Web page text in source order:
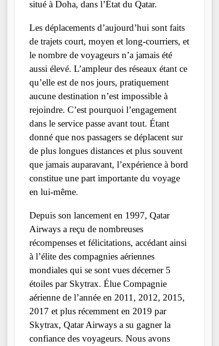
situé à Doha, dans l’État du Qatar.
Les déplacements d’aujourd’hui sont faits
de trajets court, moyen et long-courriers, et
le nombre de voyageurs n’a jamais été
aussi élevé. L’ampleur des réseaux étant ce
qu’elle est de nos jours, pratiquement
aucune destination n’est impossible à
rejoindre. C’est pourquoi l’engagement
dans le service passe avant tout. Étant
donné que nos passagers se déplacent sur
de plus longues distances et plus souvent
que jamais auparavant, l’expérience à bord
constitue une part importante du voyage
en lui-même.
Depuis son lancement en 1997, Qatar
Airways a reçu de nombreuses
récompenses et félicitations, accédant ainsi
à l’élite des compagnies aériennes
mondiales qui se sont vues décerner 5
étoiles par Skytrax. Élue Compagnie
aérienne de l’année en 2011, 2012, 2015,
2017 et plus récemment en 2019 par
Skytrax, Qatar Airways a su gagner la
confiance des voyageurs. Nous avons